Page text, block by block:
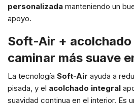
personalizada manteniendo un
apoyo.
Soft-Air +
caminar más suave
La tecnología Soft-Air ayuda a
pisada, y el acolchado integral
suavidad continua en el interior. Es